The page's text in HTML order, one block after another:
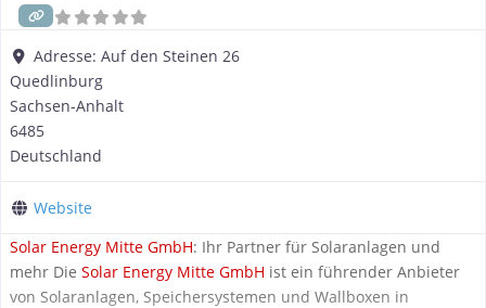
Adresse: Auf den Steinen 26
Quedlinburg
Sachsen-Anhalt
6485
Deutschland
Website
Solar Energy Mitte GmbH: Ihr Partner für Solaranlagen und
mehr Die Solar Energy Mitte GmbH ist ein führender Anbieter
von Solaranlagen, Speichersystemen und Wallboxen in